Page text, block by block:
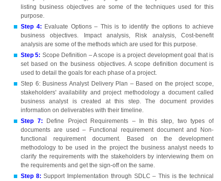
listing business objectives are some of the techniques used for this
purpose.
Step 4: Evaluate Options – This is to identify the options to achieve
business objectives. Impact analysis, Risk analysis, Cost-benefit
analysis are some of the methods which are used for this purpose.
Step 5: Scope Definition – A scope is a project development goal that is
set based on the business objectives. A scope definition document is
used to detail the goals for each phase of a project.
Step 6: Business Analyst Delivery Plan – Based on the project scope,
stakeholders' availability and project methodology a document called
business analyst is created at this step. The document provides
information on deliverables with their timeline.
Step 7: Define Project Requirements – In this step, two types of
documents are used – Functional requirement document and Non-
functional requirement document. Based on the development
methodology to be used in the project the business analyst needs to
clarify the requirements with the stakeholders by interviewing them on
the requirements and get the sign-off on the same.
Step 8: Support Implementation through SDLC – This is the technical